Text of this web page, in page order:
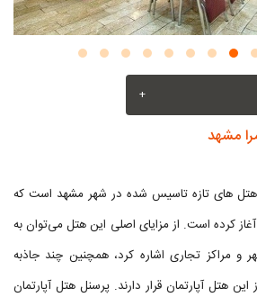
+
مشهد
هتل های تازه تاسیس شده در شهر مشهد است که
خود را از سال ۱۳۹۷ آغاز کرده است. از مزایای اصلی این هتل می‌توان به
مراکز تجاری اشاره کرد، همچنین چند جاذبه
این هتل آپارتمان قرار دارند. پرسنل هتل آپارتمان